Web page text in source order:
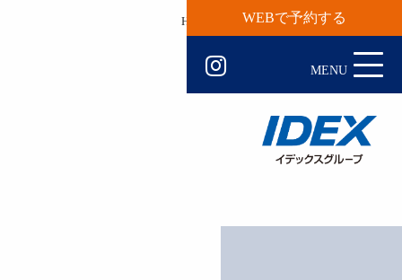
WEBで予約する
HOME 会社概要・沿革